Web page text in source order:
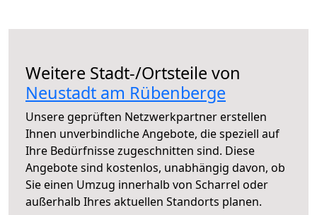
Weitere Stadt-/Ortsteile von
Neustadt am Rübenberge
Unsere geprüften Netzwerkpartner erstellen
Ihnen unverbindliche Angebote, die speziell auf
Ihre Bedürfnisse zugeschnitten sind. Diese
Angebote sind kostenlos, unabhängig davon, ob
Sie einen Umzug innerhalb von Scharrel oder
außerhalb Ihres aktuellen Standorts planen.